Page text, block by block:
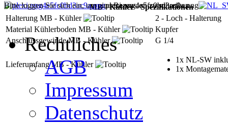
MB - Kühler - Spezifikationen
Halterung MB - Kühler
2 - Loch - Halterung
Material Kühlerboden MB - Kühler
Kupfer
Anschlussgewinde MB - Kühler
G 1/4
Lieferumfang MB - Kühler
1x NL-SW
1x
plexi.png4e5fc0bd3ac9a.png
Bitte loggen Sie sich ein, um eine Rezension zu schreiben.
Rechtliches
AGB
Impressum
Datenschutz